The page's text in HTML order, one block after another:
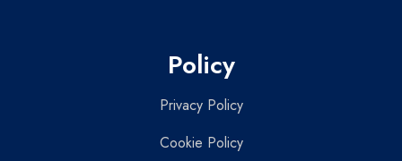
Policy
Privacy Policy
Cookie Policy